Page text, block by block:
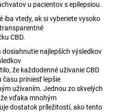
u pacientov s epilepsiou.
iba vtedy, ak si vyberiete vysoko
CBD.
dosiahnutie najlepších výsledkov
že každodenné užívanie CBD
času priniesť lepšie
užívaním. Jednou zo skvelých
že vďaka mnohým
dostatok príležitostí, ako tento